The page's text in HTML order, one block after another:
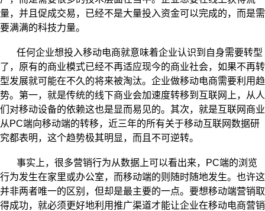
量，并且促成交易，已经不是大量投入资金可以完成的，而是需
要满满的科技力量。
任何企业想投入移动电商就意味着企业认识到自身需要转型
了，原有的商业模式已经不再适应现今的商业社会，如果不再转
型发展就可能在不久的将来被淘汰。企业做移动电商需要利用趋
势。第一，就是传统的线下商业会加速度转移到互联网上，从人
们对移动设备的依赖这也是显而易见的。其次，就是互联网商业
从 PC端向移动端的转移，近三年的所有关于移动互联网数据研
究都表明，这个趋势极其明显，而且不可逆转。
事实上，很多营销行为从数据上可以看出来， PC端的浏览
行为发生在家里或办公室，而移动端的则随时随地发生。也许这
并非两者唯一的区别，但却是最主要的一点。要想移动端营销取
得成功，就必须更好地利用推广渠道才能让企业在移动电商营销